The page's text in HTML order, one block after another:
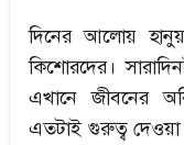
দিনের আলোয়
কিশোরদের।
এখানে জীবনের
এতটাই গুরুত্ব দেওয়া